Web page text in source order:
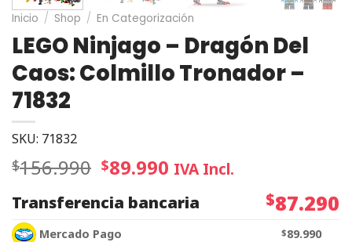
Inicio / Shop / En Categorización
LEGO Ninjago – Dragón Del
Caos: Colmillo Tronador –
71832
SKU: 71832
$156.990 $89.990 IVA Incl.
Transferencia bancaria
$87.290
Mercado Pago $89.990